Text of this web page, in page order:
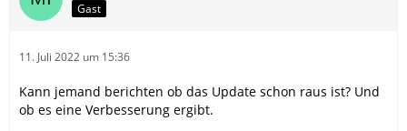
Gast
11. Juli 2022 um 15:36
Kann jemand berichten ob das Update schon raus ist? Und
ob es eine Verbesserung ergibt.